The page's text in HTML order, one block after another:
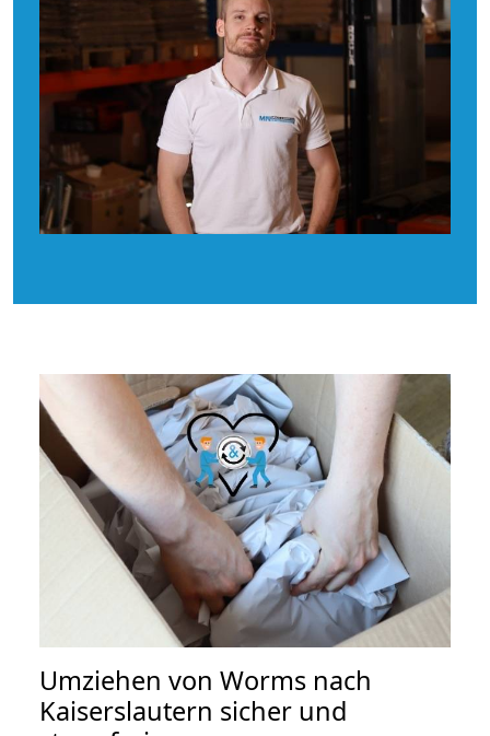
Umziehen von Worms nach
Kaiserslautern sicher und